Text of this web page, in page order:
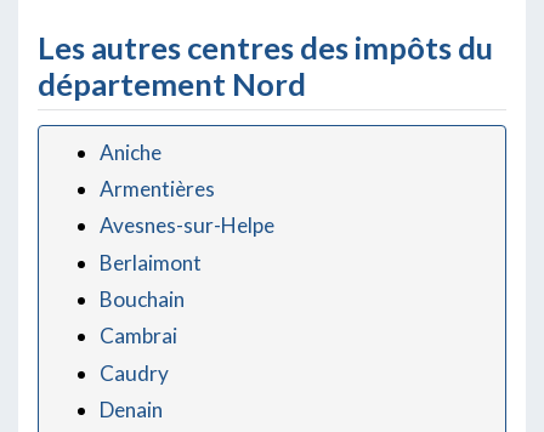
Les autres centres des impôts du
département Nord
Aniche
Armentières
Avesnes-sur-Helpe
Berlaimont
Bouchain
Cambrai
Caudry
Denain